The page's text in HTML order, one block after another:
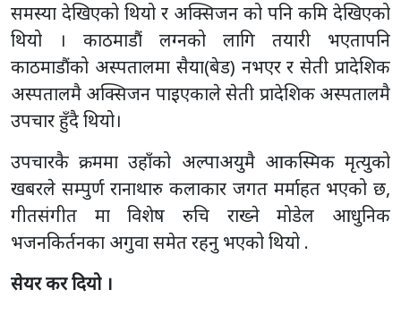
समस्या देखिएको थियो र अक्सिजन को पनि कमि देखिएको
थियो । काठमाडौं लग्नको लागि तयारी भएतापनि
काठमाडौंको अस्पतालमा सैया(बेड) नभएर र सेती प्रादेशिक
अस्पतालमै अक्सिजन पाइएकाले सेती प्रादेशिक अस्पतालमै
उपचार हुँदै थियो।
उपचारकै क्रममा उहाँको अल्पाअयुमै आकस्मिक मृत्युको
खबरले सम्पुर्ण रानाथारु कलाकार जगत मर्माहत भएको छ,
गीतसंगीत मा विशेष रुचि राख्ने मोडेल आधुनिक
भजनकिर्तनका अगुवा समेत रहनु भएको थियो .
सेयर कर दियो ।